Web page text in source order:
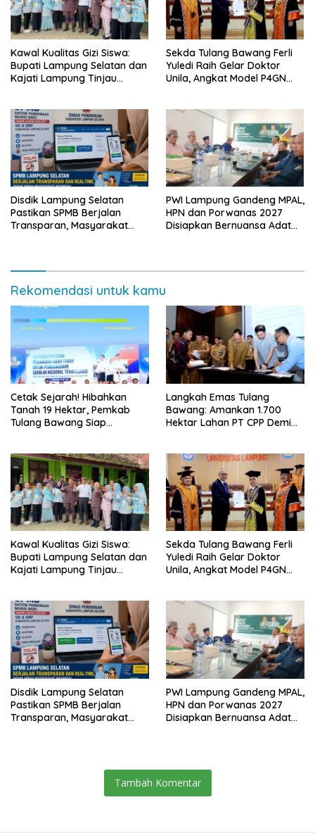
Kawal Kualitas Gizi Siswa:
Bupati Lampung Selatan dan
Kajati Lampung Tinjau
Sekda Tulang Bawang Ferli
Yuledi Raih Gelar Doktor
Unila, Angkat Model P4GN
Disdik Lampung Selatan
Pastikan SPMB Berjalan
Transparan, Masyarakat
PWI Lampung Gandeng MPAL,
HPN dan Porwanas 2027
Disiapkan Bernuansa Adat
Rekomendasi untuk kamu
Cetak Sejarah! Hibahkan
Tanah 19 Hektar, Pemkab
Tulang Bawang Siap
Lampung
Langkah Emas Tulang
Bawang: Amankan 1.700
Hektar Lahan PT CPP Demi
Kawal Kualitas Gizi Siswa:
Bupati Lampung Selatan dan
Kajati Lampung Tinjau
Sekda Tulang Bawang Ferli
Yuledi Raih Gelar Doktor
Unila, Angkat Model P4GN
Disdik Lampung Selatan
Pastikan SPMB Berjalan
Transparan, Masyarakat
PWI Lampung Gandeng MPAL,
HPN dan Porwanas 2027
Disiapkan Bernuansa Adat
Tambah Komentar